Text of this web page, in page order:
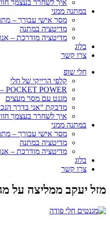
איך לשחרר בעצמך
במתנה ממני
מסר אישי עבורך –
מדיטציה במתנה
מדיטציה מודרכת –
בלוג
צרו קשר
חלי שופ
קלפי הרייקי של חלי
POCKET POWER – מתנה קטנה גדולה
מגנט עם מסר מעצים
מדבקת “אני בדרך
איך לשחרר בעצמך
במתנה ממני
מסר אישי עבורך –
מדיטציה במתנה
מדיטציה מודרכת –
בלוג
צרו קשר
מזל יעקב ממליצה על